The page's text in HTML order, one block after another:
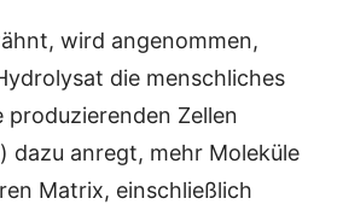
wird angenommen,
die menschliches
produzierenden Zellen
dazu anregt, mehr Moleküle
Matrix, einschließlich